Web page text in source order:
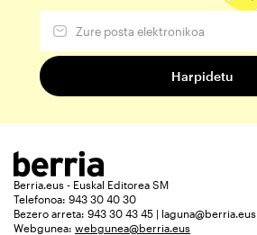
Berria.eus - Euskal Editorea SM
Telefonoa: 943 30 40 30
Bezero arreta: 943 30 43 45 | laguna@berria.eus
Webgunea: webgunea@berria.eus